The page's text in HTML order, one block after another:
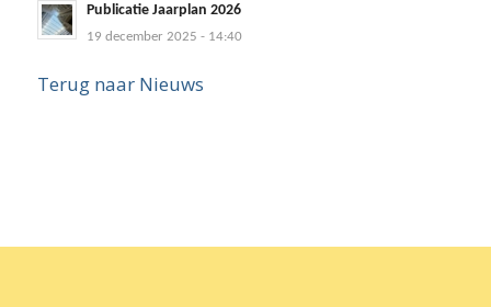
Publicatie Jaarplan 2026
19 december 2025 - 14:40
Terug naar Nieuws